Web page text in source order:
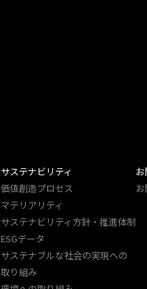
サステナビリティ
価値創造プロセス
マテリアリティ
サステナビリティ方針・推進体制
ESGデータ
サステナブルな社会の実現への
取り組み